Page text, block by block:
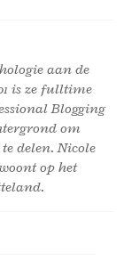
aan de
is ze fulltime
Blogging
om
delen. Nicole
op het